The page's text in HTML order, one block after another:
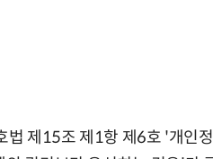
법 제15조 제1항 제6호 '개인